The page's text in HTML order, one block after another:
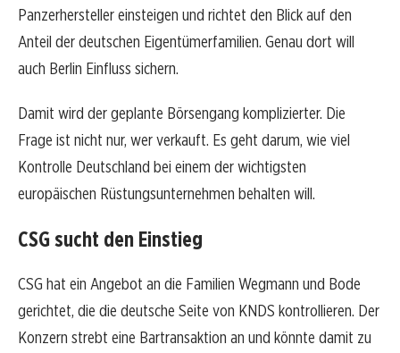
Panzerhersteller einsteigen und richtet den Blick auf den
Anteil der deutschen Eigentümerfamilien. Genau dort will
auch Berlin Einfluss sichern.
Damit wird der geplante Börsengang komplizierter. Die
Frage ist nicht nur, wer verkauft. Es geht darum, wie viel
Kontrolle Deutschland bei einem der wichtigsten
europäischen Rüstungsunternehmen behalten will.
CSG sucht den Einstieg
CSG hat ein Angebot an die Familien Wegmann und Bode
gerichtet, die die deutsche Seite von KNDS kontrollieren. Der
Konzern strebt eine Bartransaktion an und könnte damit zu